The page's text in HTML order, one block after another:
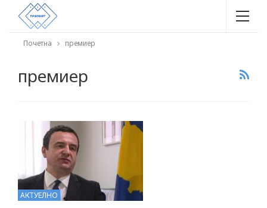
Почетна премиер
премиер
АКТУЕЛНО